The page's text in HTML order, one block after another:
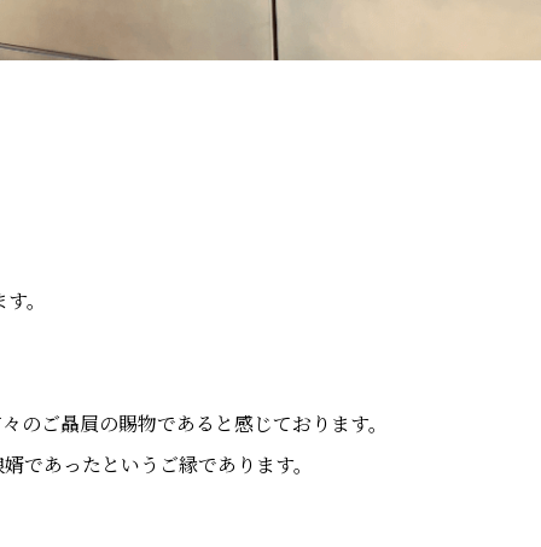
。
ご贔屓の賜物であると感じております。
であったというご縁であります。